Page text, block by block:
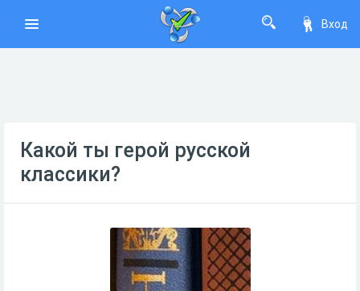
Вход
Какой ты герой русской
классики?